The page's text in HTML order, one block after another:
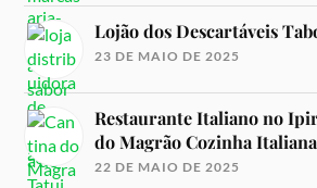
Lojão dos Descartáveis
23 DE MAIO DE 2025
Restaurante Italiano no
do Magrão Cozinha Italiana
22 DE MAIO DE 2025